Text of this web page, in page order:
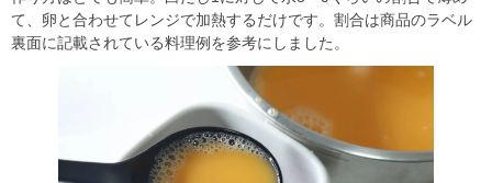
て、卵と合わせてレンジで加熱するだけです。割合は商品のラベル
裏面に記載されている料理例を参考にしました。